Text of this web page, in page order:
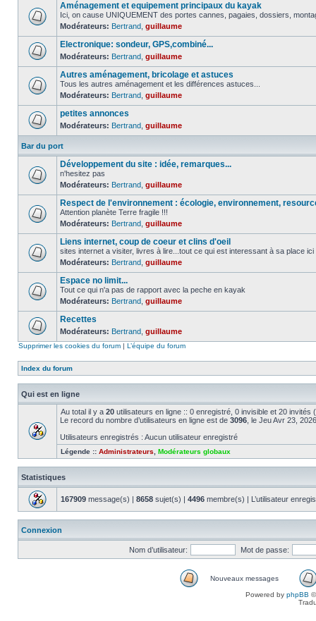
Aménagement et equipement principaux du kayak
Ici, on cause UNIQUEMENT des portes cannes, pagaies, dossiers,
Modérateurs: Bertrand guillaume
Electronique: sondeur, GPS,combiné...
Modérateurs: Bertrand guillaume
Autres aménagement, bricolage et astuces
Tous les autres aménagement et les différences astuces...
Modérateurs: Bertrand guillaume
petites annonces
Modérateurs: Bertrand guillaume
Bar du port
Développement du site : idée, remarques...
n'hesitez pas
Modérateurs: Bertrand guillaume
Respect de l'environnement : écologie, environnement,
Attention planète Terre fragile !!!
Modérateurs: Bertrand guillaume
Liens internet, coup de coeur et clins d'oeil
sites internet a visiter, livres à lire...tout ce qui est interessant à sa place ici
Modérateurs: Bertrand guillaume
Espace no limit...
Tout ce qui n'a pas de rapport avec la peche en kayak
Modérateurs: Bertrand guillaume
Recettes
Modérateurs: Bertrand guillaume
Supprimer les cookies du forum | L’équipe du forum
Index du forum
Qui est en ligne
Au total il y a 20 utilisateurs en ligne :: 0 enregistré, 0 invisible et 20
Le record du nombre d’utilisateurs en ligne est de 3096 , le Jeu Avr 23,
Utilisateurs enregistrés : Aucun utilisateur enregistré
Légende :: Administrateurs Modérateurs globaux
Statistiques
167909 message(s) | 8658 sujet(s) | 4496 membre(s) | L’utilisateur
Connexion
Nom d’utilisateur: Mot de passe:
Nouveaux messages
Powered by phpBB